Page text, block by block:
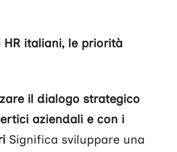
HR italiani, le priorità
il dialogo strategico
aziendali e con i
Significa sviluppare una